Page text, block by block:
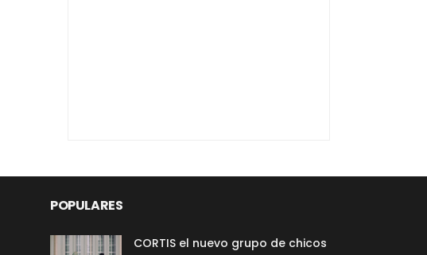
POPULARES
CORTIS el nuevo grupo de chicos